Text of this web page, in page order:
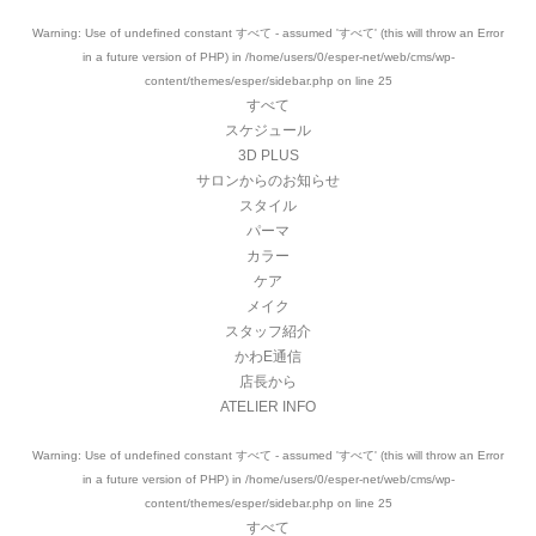
Warning: Use of undefined constant すべて - assumed 'すべて' (this will throw an Error
in a future version of PHP) in /home/users/0/esper-net/web/cms/wp-
content/themes/esper/sidebar.php on line 25
すべて
スケジュール
3D PLUS
サロンからのお知らせ
スタイル
パーマ
カラー
ケア
メイク
スタッフ紹介
かわE通信
店長から
ATELIER INFO
Warning: Use of undefined constant すべて - assumed 'すべて' (this will throw an Error
in a future version of PHP) in /home/users/0/esper-net/web/cms/wp-
content/themes/esper/sidebar.php on line 25
すべて